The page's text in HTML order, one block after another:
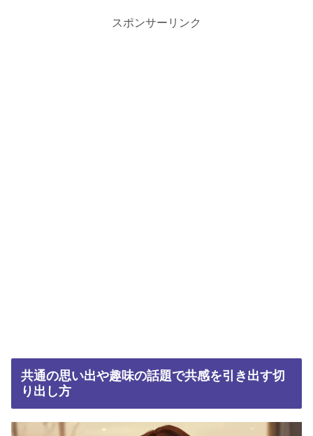
スポンサーリンク
共通の思い出や趣味の話題で共感を引き出す切
り出し方